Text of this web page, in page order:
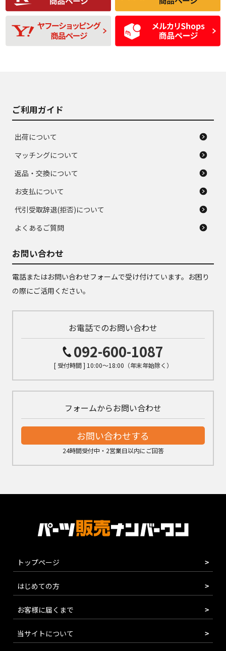
D
使用感や目立つ傷が
あり、一般的な中古
品
D
残り溝も少なく、偏
磨耗がみられ、短期
間使用できるくらい
の中古品
ご利用ガイド
出荷について
マッチングについて
返品・交換について
お支払について
代引受取辞退(拒否)について
よくあるご質問
お問い合わせ
電話またはお問い合わせフォームで受け付けています。お困り
の際にご活用ください。
お電話でのお問い合わせ
092-600-1087
[ 受付時間 ] 10:00～18:00（年末年始除く）
フォームからお問い合わせ
お問い合わせする
24時間受付中・2営業日以内にご回答
トップページ
はじめての方
お客様に届くまで
当サイトについて